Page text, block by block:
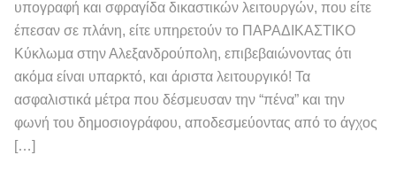
υπογραφή και σφραγίδα δικαστικών λειτουργών, που είτε
έπεσαν σε πλάνη, είτε υπηρετούν το ΠΑΡΑΔΙΚΑΣΤΙΚΟ
Κύκλωμα στην Αλεξανδρούπολη, επιβεβαιώνοντας ότι
ακόμα είναι υπαρκτό, και άριστα λειτουργικό! Τα
ασφαλιστικά μέτρα που δέσμευσαν την “πένα” και την
φωνή του δημοσιογράφου, αποδεσμεύοντας από το άγχος
[…]